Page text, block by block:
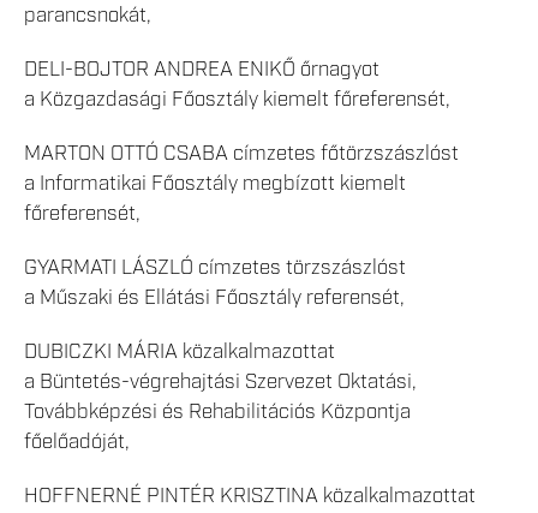
parancsnokát,
DELI-BOJTOR ANDREA ENIKŐ őrnagyot
a Közgazdasági Főosztály kiemelt főreferensét,
MARTON OTTÓ CSABA címzetes főtörzszászlóst
a Informatikai Főosztály megbízott kiemelt
főreferensét,
GYARMATI LÁSZLÓ címzetes törzszászlóst
a Műszaki és Ellátási Főosztály referensét,
DUBICZKI MÁRIA közalkalmazottat
a Büntetés-végrehajtási Szervezet Oktatási,
Továbbképzési és Rehabilitációs Központja
főelőadóját,
HOFFNERNÉ PINTÉR KRISZTINA közalkalmazottat